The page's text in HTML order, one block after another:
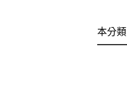
本分